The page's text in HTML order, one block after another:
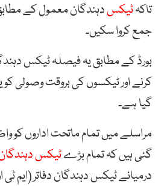
تاکہٹیکسدہندگان معمول کے
جمع کروا سکیں۔
بورڈ کے مطابق یہ فیصلہ ٹیکس
کرنے اور ٹیکسوں کی بروقت وصولی کو
گیا ہے۔
مراسلے میں تمام ماتحت اداروں کو
گئی ہیں کہ تمام بڑےٹیکس
درمیانے ٹیکس دہندگان دفاتر (ایم